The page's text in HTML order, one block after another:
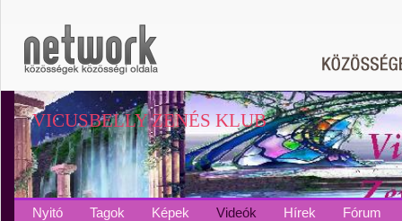
VICUSBELLY ZENÉS KLUB
Nyitó Tagok Képek Videók Hírek Fórum